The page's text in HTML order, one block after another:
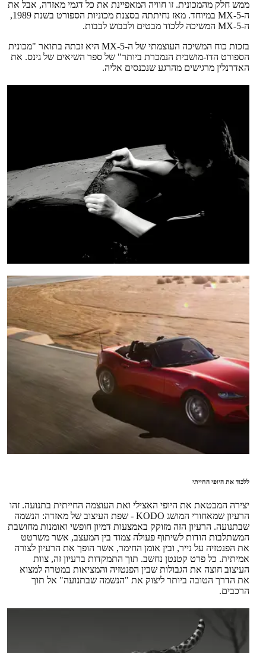
ממש חלק מהמכונית. זו חוויה המאפיינת את כל דגמי מאזדה, אבל את
ה-MX-5 במיוחד. מאז נחיתתה בסצנת מכוניות הספורט בשנת 1989,
בזכות כוח המשיכה העוצמתי של ה-MX-5 היא זכתה בתואר "מכונית
הספורט הדו-מושבית הנמכרת ביותר" של ספר השיאים של גינס. את
האדרנלין מרגישים מהרגע שנכנסים אליה.
ללכוד את היופי החייתי
יצירה המבטאת את היופי האצילי ואת העוצמה החייתית בתנועה. זהו
הרעיון שמאחורי המושג KODO - שפת העיצוב של מאזדה: הנשמה
שבתנועה. הרעיון הזה מזוקק באמצעות דמיון חופשי ואומנות מחושבת
המשתלבות הודות לשיתוף פעולה צמוד בין המעצב, אשר משרטט
את הפנטזיה על נייר, ובין אומן החימר, אשר הופך את הרעיון לצורה
אמיתית. כל פרט קטנטן נחשב. תוך התמקדות ברעיון זה, צוות
העיצוב חוצה את הגבולות שבין הפנטזיה והמציאות במטרה למצוא
את הדרך הטובה ביותר ליצוק את "הנשמה שבתנועה" אל תוך
הרכבים.